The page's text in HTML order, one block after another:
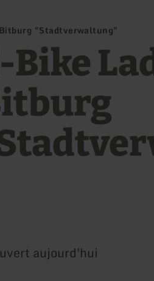
"Stadtverwaltung"
Bike
aujourd'hui